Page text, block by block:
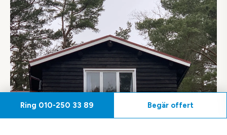
Ring 010-250 33 89 Begär offert